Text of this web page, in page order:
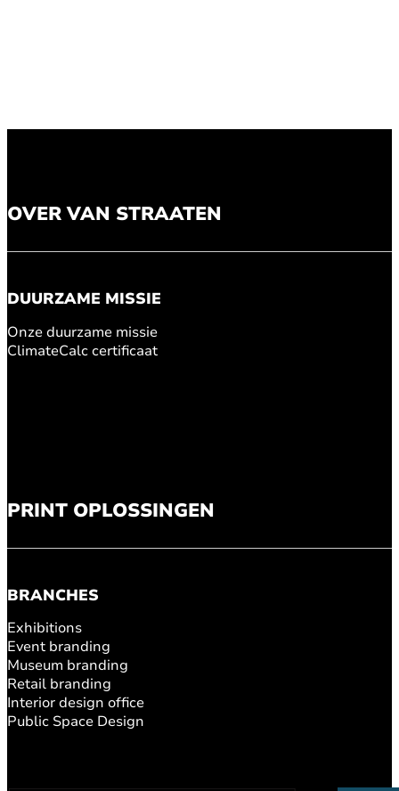
PRINT OPLOSSINGEN
BRANCHES
Exhibitions
Event branding
Museum branding
Retail branding
Interior design office
Public Space Design
OVER VAN STRAATEN
DUURZAME MISSIE
Onze duurzame missie
ClimateCalc certificaat